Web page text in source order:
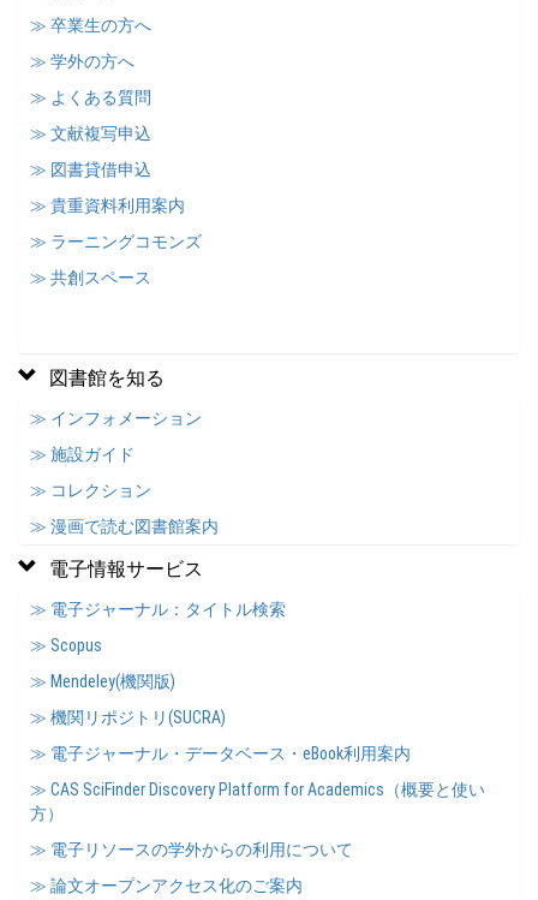
≫ 卒業生の方へ
≫ 学外の方へ
≫ よくある質問
≫ 文献複写申込
≫ 図書貸借申込
≫ 貴重資料利用案内
≫ ラーニングコモンズ
≫ 共創スペース
図書館を知る
≫ インフォメーション
≫ 施設ガイド
≫ コレクション
≫ 漫画で読む図書館案内
電子情報サービス
≫ 電子ジャーナル：タイトル検索
≫ Scopus
≫ Mendeley(機関版)
≫ 機関リポジトリ(SUCRA)
≫ 電子ジャーナル・データベース・eBook利用案内
≫ CAS SciFinder Discovery Platform for Academics（概要と使い
方）
≫ 電子リソースの学外からの利用について
≫ 論文オープンアクセス化のご案内